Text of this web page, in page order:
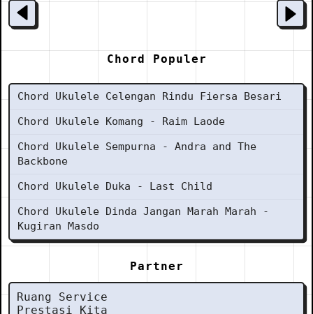
Chord Populer
Chord Ukulele Celengan Rindu Fiersa Besari
Chord Ukulele Komang - Raim Laode
Chord Ukulele Sempurna - Andra and The
Backbone
Chord Ukulele Duka - Last Child
Chord Ukulele Dinda Jangan Marah Marah -
Kugiran Masdo
Partner
Ruang Service
Prestasi Kita